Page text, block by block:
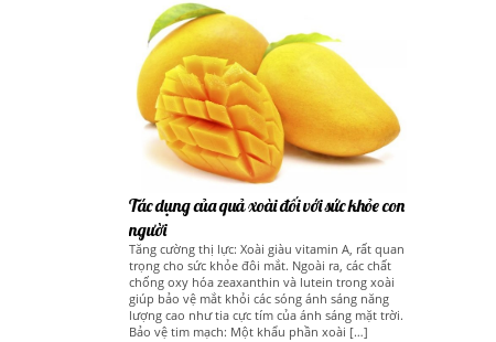
Tác dụng của quả xoài đối với sức khỏe con
người
Tăng cường thị lực: Xoài giàu vitamin A, rất quan
trọng cho sức khỏe đôi mắt. Ngoài ra, các chất
chống oxy hóa zeaxanthin và lutein trong xoài
giúp bảo vệ mắt khỏi các sóng ánh sáng năng
lượng cao như tia cực tím của ánh sáng mặt trời.
Bảo vệ tim mạch: Một khẩu phần xoài […]